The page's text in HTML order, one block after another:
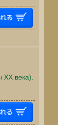
века).